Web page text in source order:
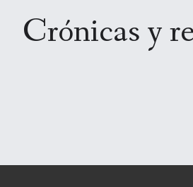
Crónicas y